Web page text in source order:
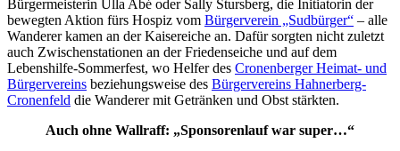
Bürgermeisterin Ulla Abé oder Sally Stursberg, die Initiatorin der
bewegten Aktion fürs Hospiz vom Bürgerverein „Sudbürger“ – alle
Wanderer kamen an der Kaisereiche an. Dafür sorgten nicht zuletzt
auch Zwischenstationen an der Friedenseiche und auf dem
Lebenshilfe-Sommerfest, wo Helfer des Cronenberger Heimat- und
Bürgervereins beziehungsweise des Bürgervereins Hahnerberg-
Cronenfeld die Wanderer mit Getränken und Obst stärkten.
Auch ohne Wallraff: „Sponsorenlauf war super…“